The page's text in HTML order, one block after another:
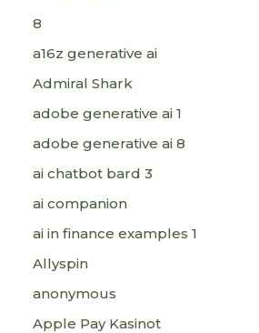
8
a16z generative ai
Admiral Shark
adobe generative ai 1
adobe generative ai 8
ai chatbot bard 3
ai companion
ai in finance examples 1
Allyspin
anonymous
Apple Pay Kasinot